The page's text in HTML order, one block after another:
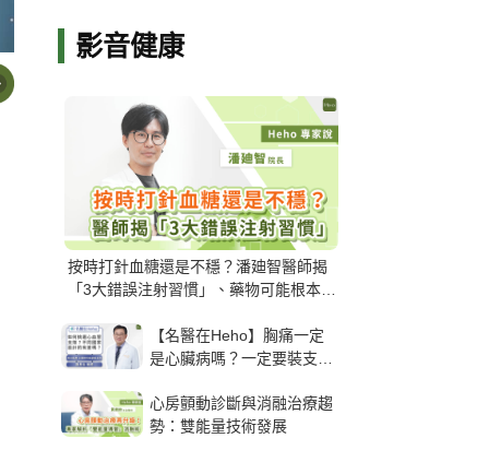
影音健康
按時打針血糖還是不穩？潘廸智醫師揭
「3大錯誤注射習慣」、藥物可能根本沒
【名醫在Heho】胸痛一定
是心臟病嗎？一定要裝支
解析支架種類、風險與選擇
關鍵
心房顫動診斷與消融治療趨
勢：雙能量技術發展